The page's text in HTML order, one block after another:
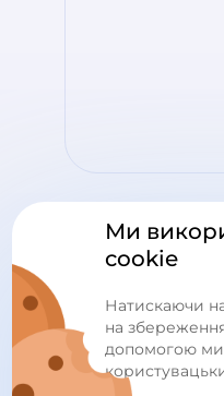
договір
політика
Надіслати
Ми
cookie
Натискаючи
на
допомогою